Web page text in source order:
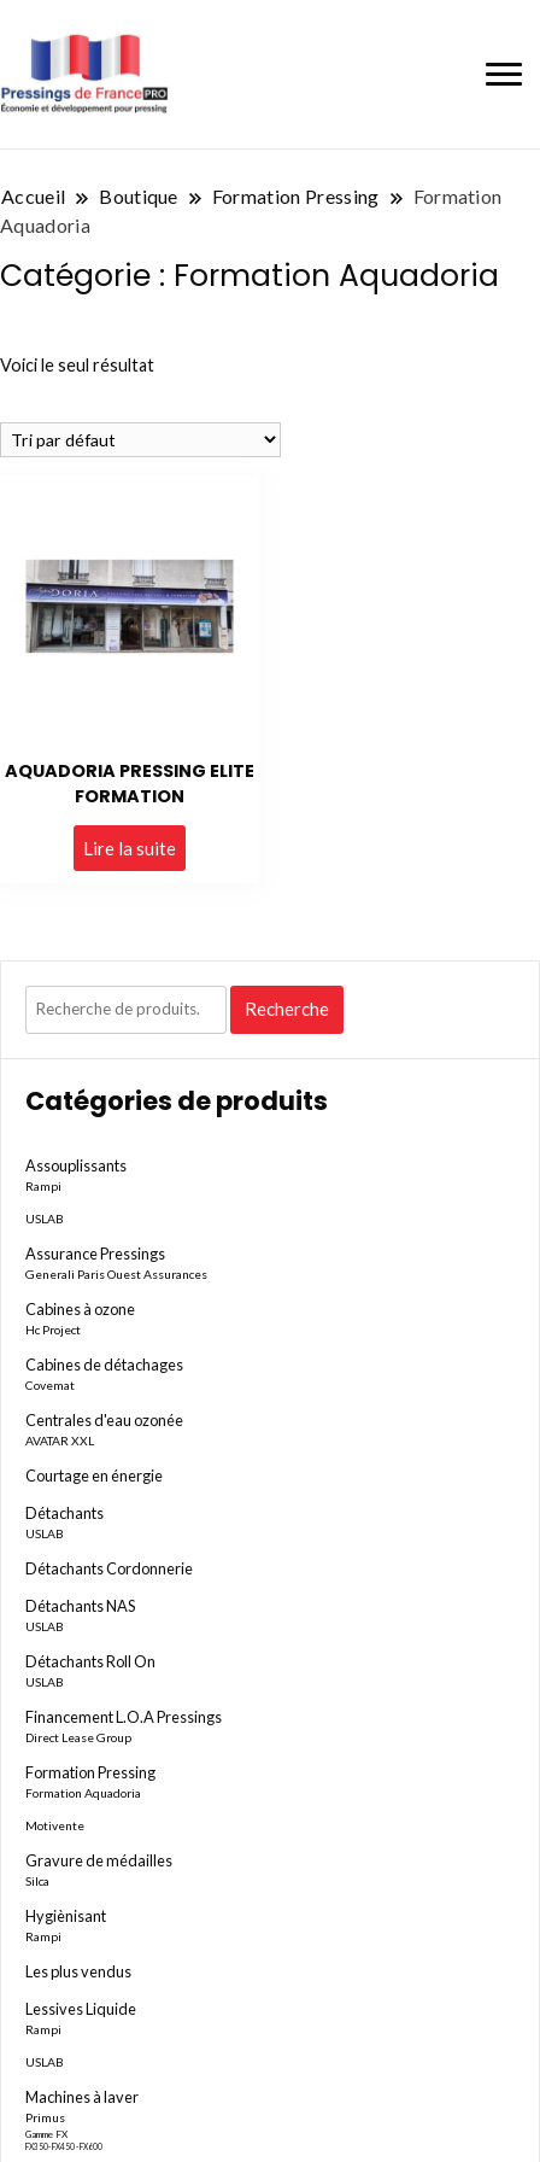
Accueil Boutique Formation Pressing
Formation
Aquadoria
Catégorie : Formation Aquadoria
Voici le seul résultat
AQUADORIA PRESSING ELITE
FORMATION
Lire la suite
Recherche
pour :
Recherche
Catégories de produits
Assouplissants
Rampi
USLAB
Assurance Pressings
Generali Paris Ouest Assurances
Cabines à ozone
Hc Project
Cabines de détachages
Covemat
Centrales d'eau ozonée
AVATAR XXL
Courtage en énergie
Détachants
USLAB
Détachants Cordonnerie
Détachants NAS
USLAB
Détachants Roll On
USLAB
Financement L.O.A Pressings
Direct Lease Group
Formation Pressing
Formation Aquadoria
Motivente
Gravure de médailles
Silca
Hygiènisant
Rampi
Les plus vendus
Lessives Liquide
Rampi
USLAB
Machines à laver
Primus
Gamme FX
FX350- FX450 - FX600